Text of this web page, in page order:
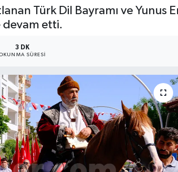
Türk Dil Bayramı ve Yunus
devam etti.
3 DK
SÜRESI